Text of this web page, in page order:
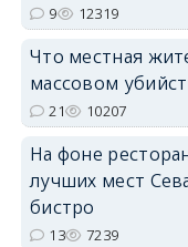
9 12319
Что местная
массовом
21 10207
На фоне
лучших мест
бистро
13 7239